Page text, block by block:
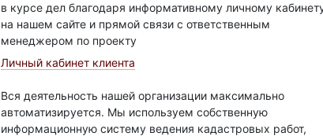
в курсе дел благодаря информативному личному
на нашем сайте и прямой связи с ответственным
менеджером по проекту
Личный кабинет клиента
Вся деятельность нашей организации максимально
автоматизируется. Мы используем собственную
информационную систему ведения кадастровых работ,